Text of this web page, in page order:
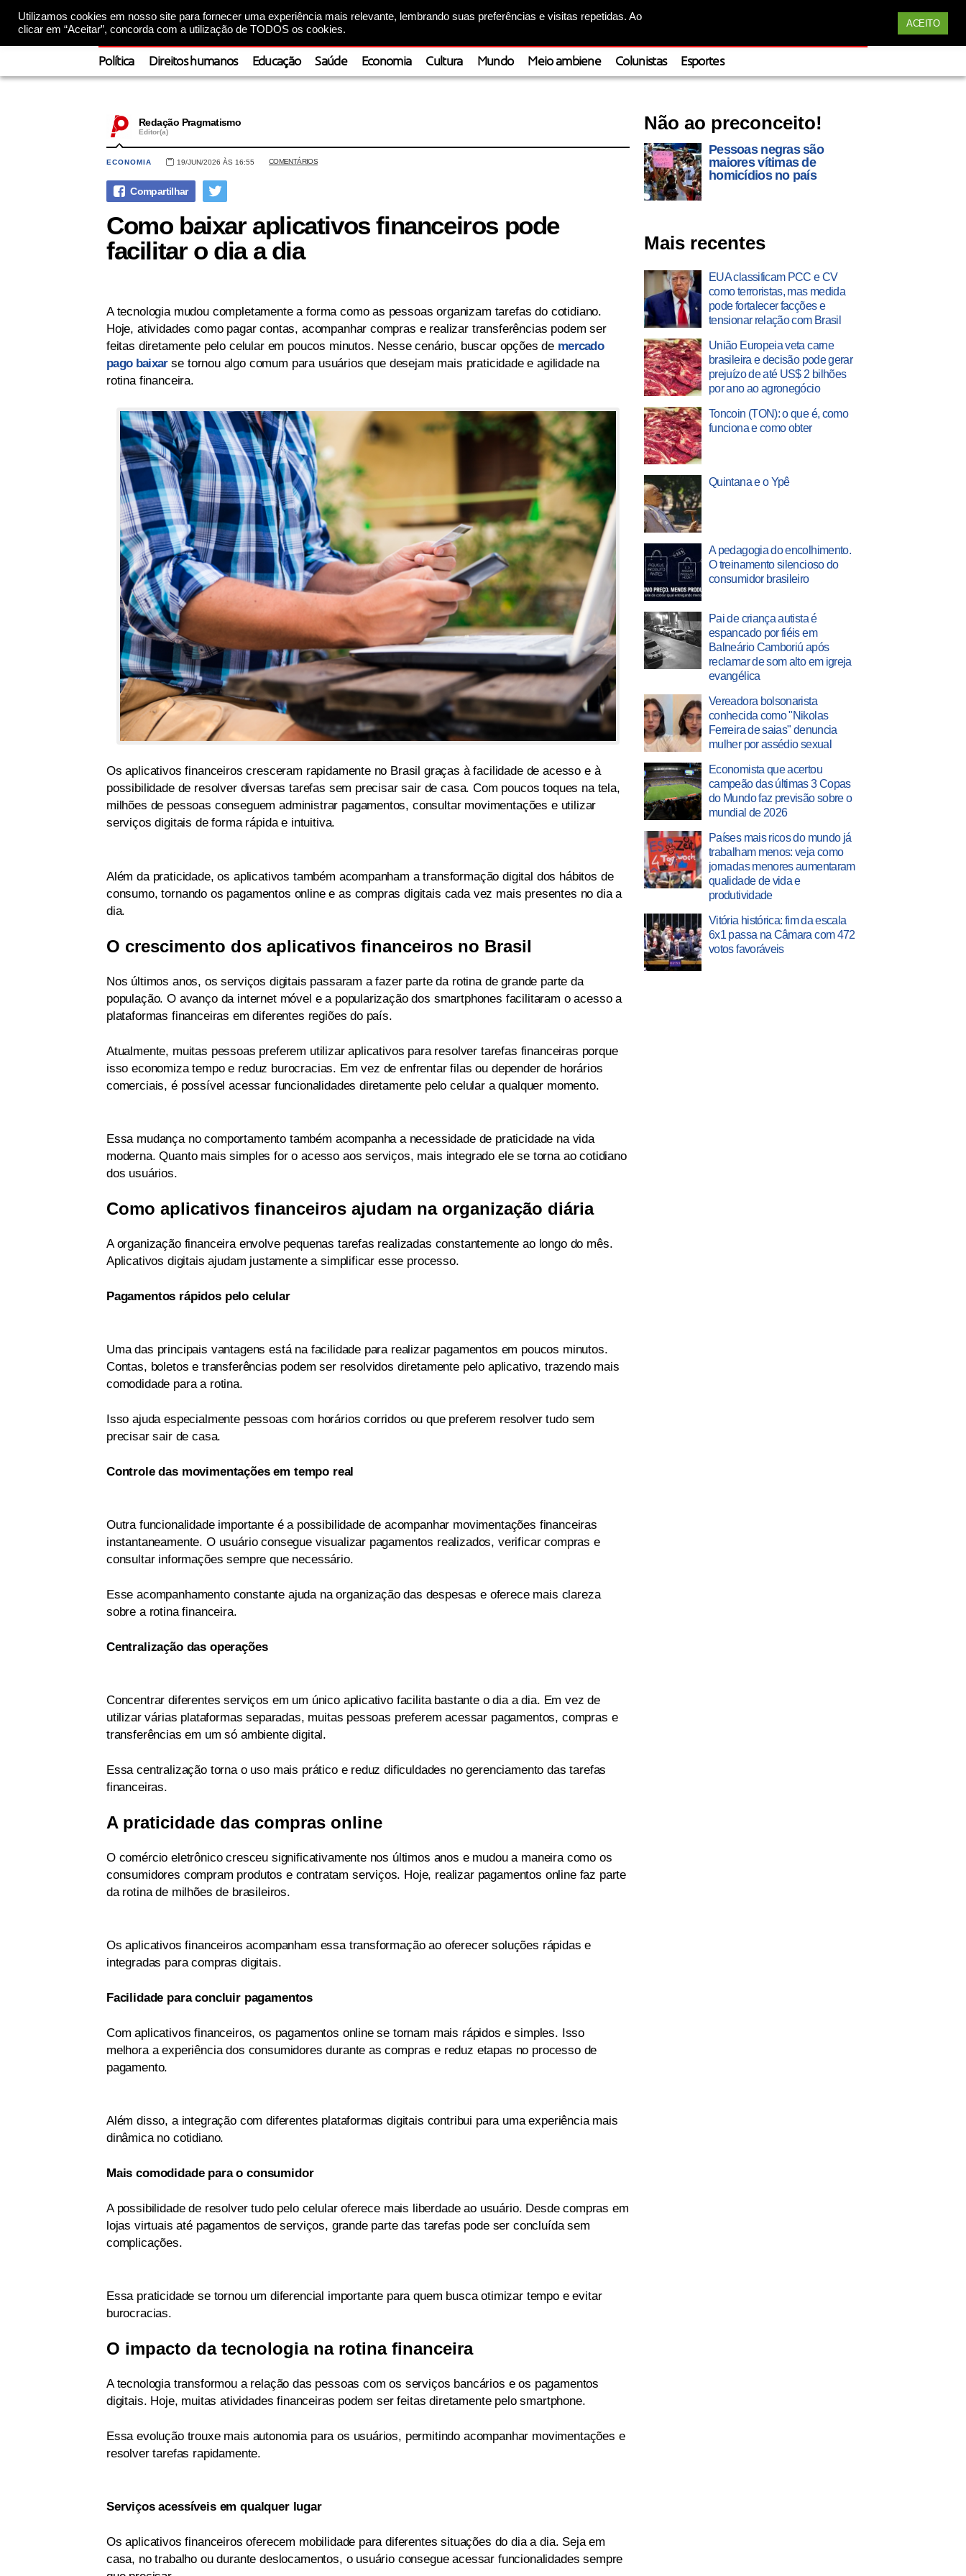
Utilizamos cookies em nosso site para fornecer uma experiência mais relevante, lembrando suas preferências e visitas repetidas. Ao
clicar em “Aceitar”, concorda com a utilização de TODOS os cookies.
ACEITO
Política Direitos humanos Educação Saúde Economia Cultura Mundo Meio ambiene Colunistas Esportes
Redação Pragmatismo
Editor(a)
ECONOMIA 19/JUN/2026 ÀS 16:55 COMENTÁRIOS
Como baixar aplicativos financeiros pode
facilitar o dia a dia
A tecnologia mudou completamente a forma como as pessoas organizam tarefas do cotidiano.
Hoje, atividades como pagar contas, acompanhar compras e realizar transferências podem ser
feitas diretamente pelo celular em poucos minutos. Nesse cenário, buscar opções de mercado
pago baixarse tornou algo comum para usuários que desejam mais praticidade e agilidade na
rotina financeira.
Os aplicativos financeiros cresceram rapidamente no Brasil graças à facilidade de acesso e à
possibilidade de resolver diversas tarefas sem precisar sair de casa. Com poucos toques na tela,
milhões de pessoas conseguem administrar pagamentos, consultar movimentações e utilizar
serviços digitais de forma rápida e intuitiva.
Além da praticidade, os aplicativos também acompanham a transformação digital dos hábitos de
consumo, tornando os pagamentos online e as compras digitais cada vez mais presentes no dia a
dia.
O crescimento dos aplicativos financeiros no Brasil
Nos últimos anos, os serviços digitais passaram a fazer parte da rotina de grande parte da
população. O avanço da internet móvel e a popularização dos smartphones facilitaram o acesso a
plataformas financeiras em diferentes regiões do país.
Atualmente, muitas pessoas preferem utilizar aplicativos para resolver tarefas financeiras porque
isso economiza tempo e reduz burocracias. Em vez de enfrentar filas ou depender de horários
comerciais, é possível acessar funcionalidades diretamente pelo celular a qualquer momento.
Essa mudança no comportamento também acompanha a necessidade de praticidade na vida
moderna. Quanto mais simples for o acesso aos serviços, mais integrado ele se torna ao cotidiano
dos usuários.
Como aplicativos financeiros ajudam na organização diária
A organização financeira envolve pequenas tarefas realizadas constantemente ao longo do mês.
Aplicativos digitais ajudam justamente a simplificar esse processo.
Pagamentos rápidos pelo celular
Uma das principais vantagens está na facilidade para realizar pagamentos em poucos minutos.
Contas, boletos e transferências podem ser resolvidos diretamente pelo aplicativo, trazendo mais
comodidade para a rotina.
Isso ajuda especialmente pessoas com horários corridos ou que preferem resolver tudo sem
precisar sair de casa.
Controle das movimentações em tempo real
Outra funcionalidade importante é a possibilidade de acompanhar movimentações financeiras
instantaneamente. O usuário consegue visualizar pagamentos realizados, verificar compras e
consultar informações sempre que necessário.
Esse acompanhamento constante ajuda na organização das despesas e oferece mais clareza
sobre a rotina financeira.
Centralização das operações
Concentrar diferentes serviços em um único aplicativo facilita bastante o dia a dia. Em vez de
utilizar várias plataformas separadas, muitas pessoas preferem acessar pagamentos, compras e
transferências em um só ambiente digital.
Essa centralização torna o uso mais prático e reduz dificuldades no gerenciamento das tarefas
financeiras.
A praticidade das compras online
O comércio eletrônico cresceu significativamente nos últimos anos e mudou a maneira como os
consumidores compram produtos e contratam serviços. Hoje, realizar pagamentos online faz parte
da rotina de milhões de brasileiros.
Os aplicativos financeiros acompanham essa transformação ao oferecer soluções rápidas e
integradas para compras digitais.
Facilidade para concluir pagamentos
Com aplicativos financeiros, os pagamentos online se tornam mais rápidos e simples. Isso
melhora a experiência dos consumidores durante as compras e reduz etapas no processo de
pagamento.
Além disso, a integração com diferentes plataformas digitais contribui para uma experiência mais
dinâmica no cotidiano.
Mais comodidade para o consumidor
A possibilidade de resolver tudo pelo celular oferece mais liberdade ao usuário. Desde compras em
lojas virtuais até pagamentos de serviços, grande parte das tarefas pode ser concluída sem
complicações.
Essa praticidade se tornou um diferencial importante para quem busca otimizar tempo e evitar
burocracias.
O impacto da tecnologia na rotina financeira
A tecnologia transformou a relação das pessoas com os serviços bancários e os pagamentos
digitais. Hoje, muitas atividades financeiras podem ser feitas diretamente pelo smartphone.
Essa evolução trouxe mais autonomia para os usuários, permitindo acompanhar movimentações e
resolver tarefas rapidamente.
Serviços acessíveis em qualquer lugar
Os aplicativos financeiros oferecem mobilidade para diferentes situações do dia a dia. Seja em
casa, no trabalho ou durante deslocamentos, o usuário consegue acessar funcionalidades sempre
Não ao preconceito!
Pessoas negras são
maiores vítimas de
homicídios no país
Mais recentes
EUA classificam PCC e CV
como terroristas, mas medida
pode fortalecer facções e
tensionar relação com Brasil
União Europeia veta carne
brasileira e decisão pode gerar
prejuízo de até US$ 2 bilhões
por ano ao agronegócio
Toncoin (TON): o que é, como
funciona e como obter
Quintana e o Ypê
A pedagogia do encolhimento.
O treinamento silencioso do
consumidor brasileiro
Pai de criança autista é
espancado por fiéis em
Balneário Camboriú após
reclamar de som alto em igreja
evangélica
Vereadora bolsonarista
conhecida como "Nikolas
Ferreira de saias" denuncia
mulher por assédio sexual
Economista que acertou
campeão das últimas 3 Copas
do Mundo faz previsão sobre o
mundial de 2026
Países mais ricos do mundo já
trabalham menos: veja como
jornadas menores aumentaram
qualidade de vida e
produtividade
Vitória histórica: fim da escala
6x1 passa na Câmara com 472
votos favoráveis